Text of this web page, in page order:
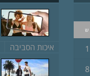
ש
1
8
איכות הסביבה